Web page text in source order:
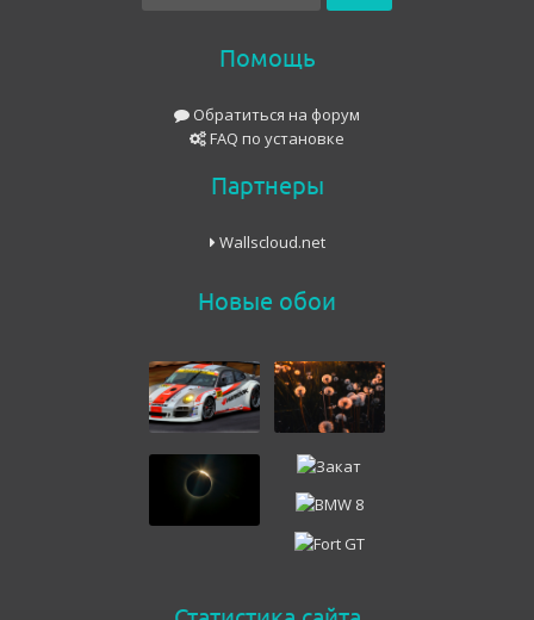
Помощь
Обратиться на форум
FAQ по установке
Партнеры
Wallscloud.net
Новые обои